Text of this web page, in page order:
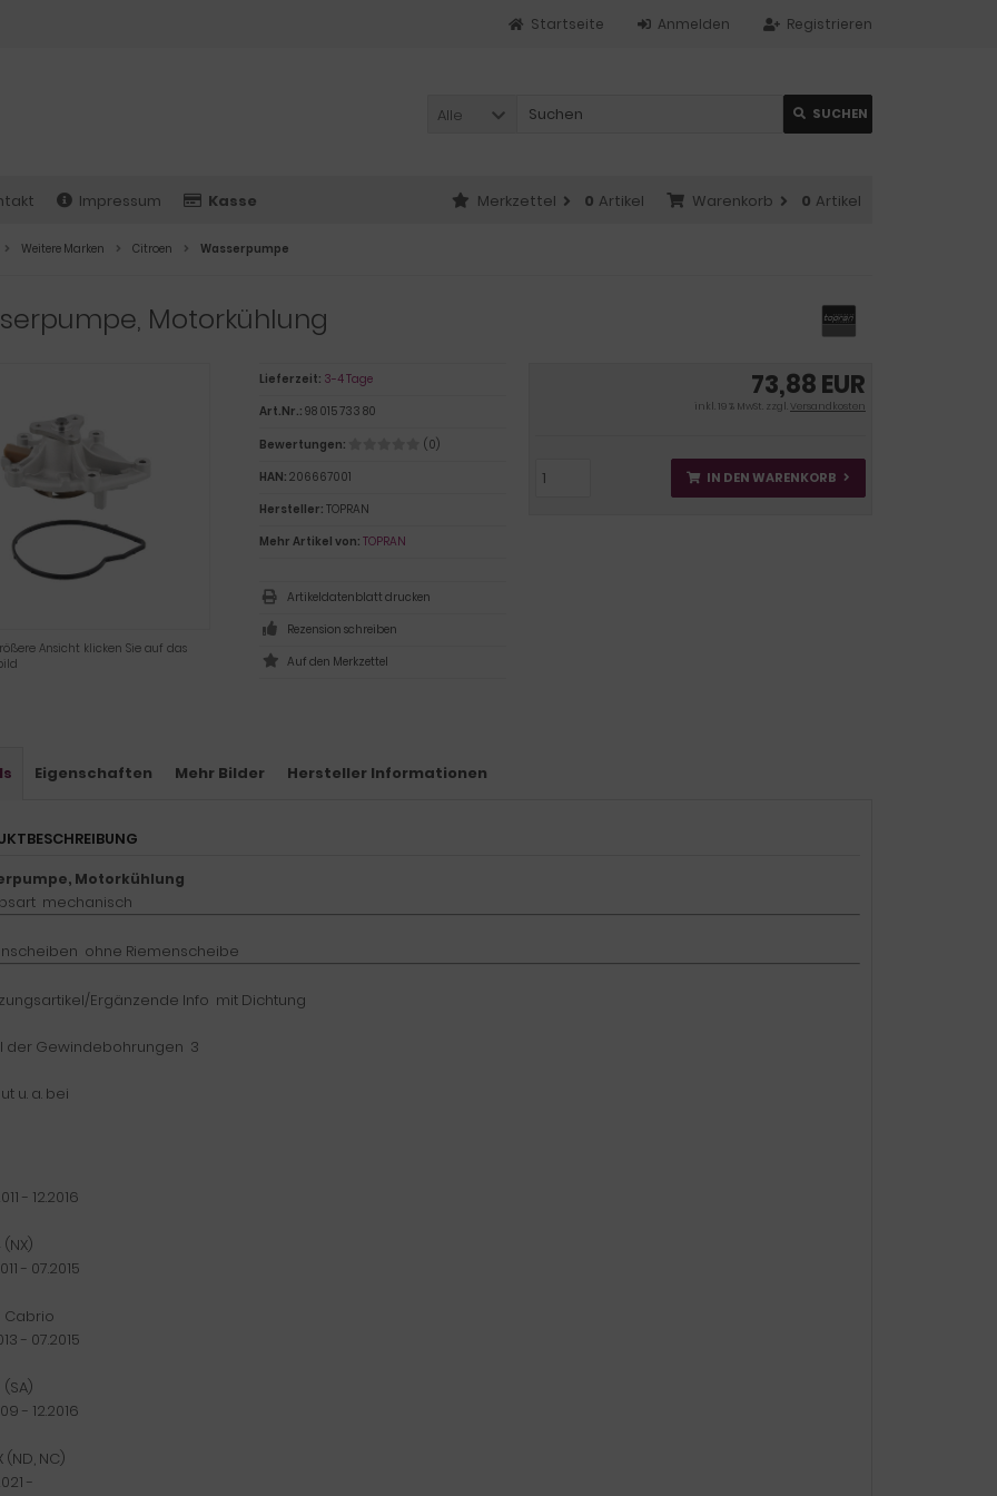
Registrieren
Anmelden
Startseite
Alle SUCHEN
Impressum Kasse Warenkorb 0 Artikel
Merkzettel 0 Artikel
Weitere Marken Citroen Wasserpumpe
Motorkühlung
Ansicht klicken Sie auf das
73,88 EUR
inkl. 19 % MwSt. zzgl.Versandkosten
IN DEN WARENKORB
Lieferzeit: 3-4 Tage
Art.Nr.: 98 015 733 80
Bewertungen:
(0)
HAN: 206667001
Hersteller: TOPRAN
Mehr Artikel von: TOPRAN
Artikeldatenblatt drucken
Rezension schreiben
Eigenschaften Mehr Bilder Hersteller Informationen
Motorkühlung
mechanisch
ohne Riemenscheibe
Ergänzende Info mit Dichtung
der Gewindebohrungen 3
u. a. bei
- 12.2016
- 07.2015
Cabrio
- 07.2015
- 12.2016
(ND, NC)
-